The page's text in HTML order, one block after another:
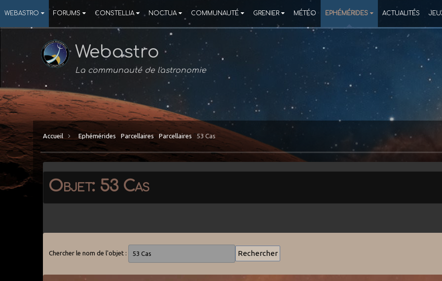
WEBASTRO FORUMS CONSTELLIA NOCTUA COMMUNAUTÉ GRENIER MÉTÉO EPHÉMÉRIDES ACTUALITÉS
Webastro
La communauté de l'astronomie
Accueil Ephémérides Parcellaires Parcellaires 53 Cas
Objet: 53 Cas
Chercher le nom de l'objet :